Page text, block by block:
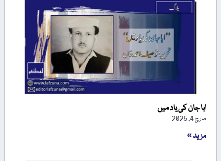
ابا جان کی یاد میں
مارچ 4, 2025
مزید »